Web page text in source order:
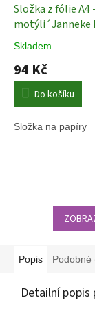
Složka z fólie A4
motýli´Janneke
Složka na papíry
Skladem
94 Kč
Do košíku
Složka na papíry
Popis Podobné
Detailní